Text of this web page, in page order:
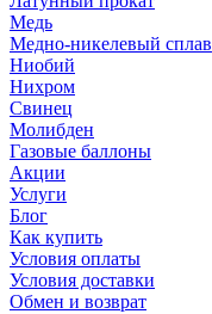
Медь
Медно-никелевый сплав
Ниобий
Нихром
Свинец
Молибден
Газовые баллоны
Акции
Услуги
Блог
Как купить
Условия оплаты
Условия доставки
Обмен и возврат